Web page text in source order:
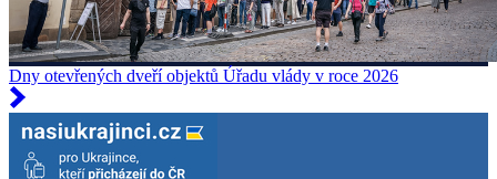
Dny otevřených dveří objektů Úřadu vlády v roce 2026